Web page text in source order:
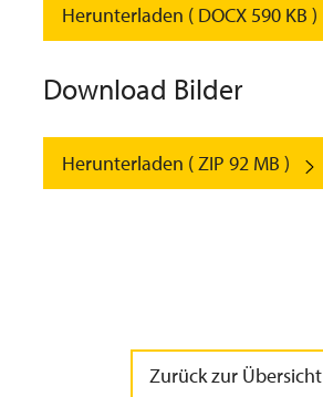
Herunterladen ( DOCX 590 KB )
Download Bilder
Herunterladen ( ZIP 92 MB )
Zurück zur Übersicht